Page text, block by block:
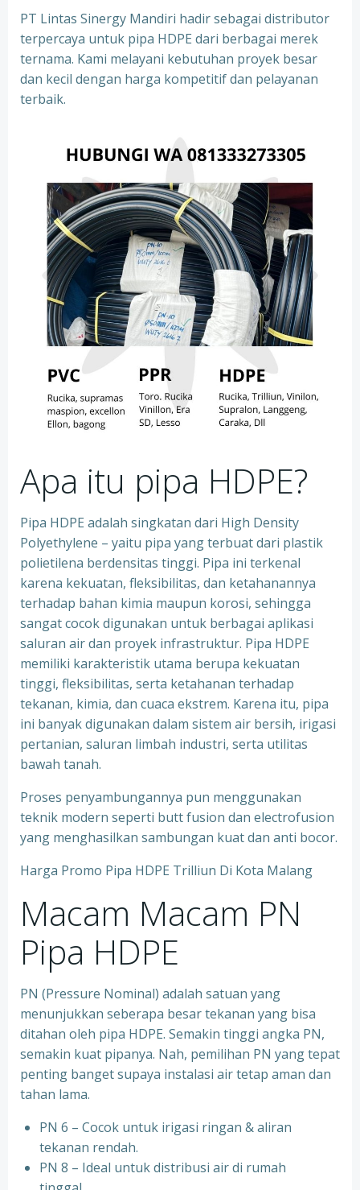
PT Lintas Sinergy Mandiri hadir sebagai distributor
terpercaya untuk pipa HDPE dari berbagai merek
ternama. Kami melayani kebutuhan proyek besar
dan kecil dengan harga kompetitif dan pelayanan
terbaik.
Apa itu pipa HDPE?
Pipa HDPE adalah singkatan dari High Density
Polyethylene – yaitu pipa yang terbuat dari plastik
polietilena berdensitas tinggi. Pipa ini terkenal
karena kekuatan, fleksibilitas, dan ketahanannya
terhadap bahan kimia maupun korosi, sehingga
sangat cocok digunakan untuk berbagai aplikasi
saluran air dan proyek infrastruktur. Pipa HDPE
memiliki karakteristik utama berupa kekuatan
tinggi, fleksibilitas, serta ketahanan terhadap
tekanan, kimia, dan cuaca ekstrem. Karena itu, pipa
ini banyak digunakan dalam sistem air bersih, irigasi
pertanian, saluran limbah industri, serta utilitas
bawah tanah.
Proses penyambungannya pun menggunakan
teknik modern seperti butt fusion dan electrofusion
yang menghasilkan sambungan kuat dan anti bocor.
Harga Promo Pipa HDPE Trilliun Di Kota Malang
Macam Macam PN
Pipa HDPE
PN (Pressure Nominal) adalah satuan yang
menunjukkan seberapa besar tekanan yang bisa
ditahan oleh pipa HDPE. Semakin tinggi angka PN,
semakin kuat pipanya. Nah, pemilihan PN yang tepat
penting banget supaya instalasi air tetap aman dan
tahan lama.
PN 6 – Cocok untuk irigasi ringan & aliran
tekanan rendah.
PN 8 – Ideal untuk distribusi air di rumah